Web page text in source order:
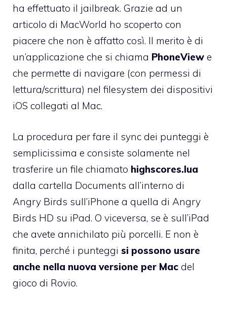
ha effettuato il jailbreak. Grazie ad un
articolo di MacWorld ho scoperto con
piacere che non è affatto così. Il merito è di
un’applicazione che si chiama PhoneView e
che permette di navigare (con permessi di
lettura/scrittura) nel filesystem dei dispositivi
iOS collegati al Mac.
La procedura per fare il sync dei punteggi è
semplicissima e consiste solamente nel
trasferire un file chiamato highscores.lua
dalla cartella Documents all’interno di
Angry Birds sull’iPhone a quella di Angry
Birds HD su iPad. O viceversa, se è sull’iPad
che avete annichilato più porcelli. E non è
finita, perché i punteggi si possono usare
anche nella nuova versione per Mac del
gioco di Rovio.